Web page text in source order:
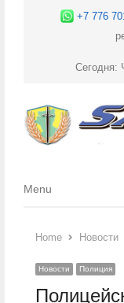
+7 776
Сегодня:
Menu
Menu
Home Новости
Новости Полиция